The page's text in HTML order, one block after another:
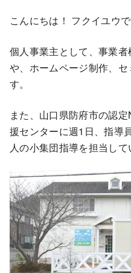
こんにちは！ フクイユウで
個人事業主として、事業
や、ホームページ制作、
す。
また、山口県防府市の認
援センターに週1日、指導
人の小集団指導を担当して